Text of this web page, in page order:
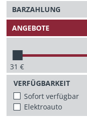
31 €
VERFÜGBARKEIT
Sofort verfügbar
Elektroauto